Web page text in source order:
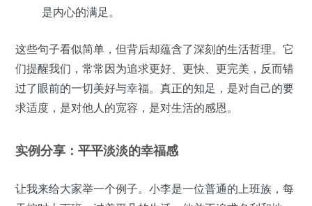
是内心的满足。
这些句子看似简单，但背后却蕴含了深刻的生活哲理。它
们提醒我们，常常因为追求更好、更快、更完美，反而错
过了眼前的一切美好与幸福。真正的知足，是对自己的要
求适度，是对他人的宽容，是对生活的感恩。
实例分享：平平淡淡的幸福感
让我来给大家举一个例子。小李是一位普通的上班族，每